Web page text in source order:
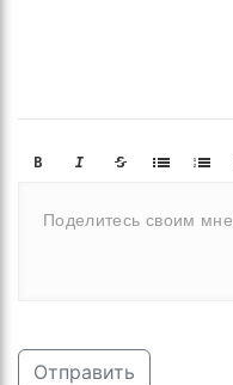
Отправить